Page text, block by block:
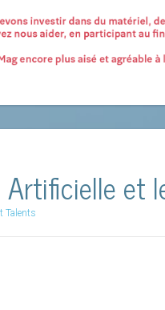
Artificielle et
Talents